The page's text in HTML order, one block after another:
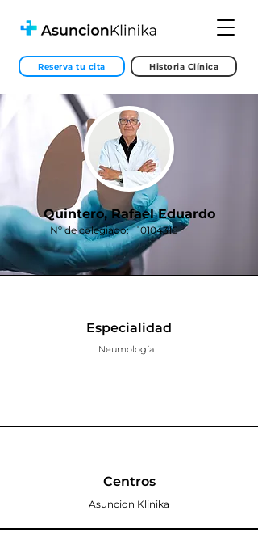
Reserva tu cita Historia Clínica
Quintero, Rafael Eduardo
Nº de colegiado: 10104316
Especialidad
Neumología
Centros
Asuncion Klinika